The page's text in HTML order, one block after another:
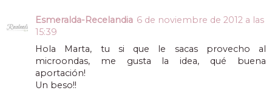
Esmeralda-Recelandia 6 de noviembre de 2012 a las
15:39
Hola Marta, tu si que le sacas provecho al
microondas, me gusta la idea, qué buena
aportación!
Un beso!!